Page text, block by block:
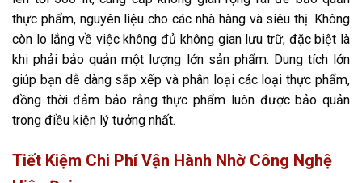
thực phẩm, nguyên liệu cho các nhà hàng và siêu thị. Không
còn lo lắng về việc không đủ không gian lưu trữ, đặc biệt là
khi phải bảo quản một lượng lớn sản phẩm. Dung tích lớn
giúp bạn dễ dàng sắp xếp và phân loại các loại thực phẩm,
đồng thời đảm bảo rằng thực phẩm luôn được bảo quản
trong điều kiện lý tưởng nhất.
Tiết Kiệm Chi Phí Vận Hành Nhờ Công Nghệ